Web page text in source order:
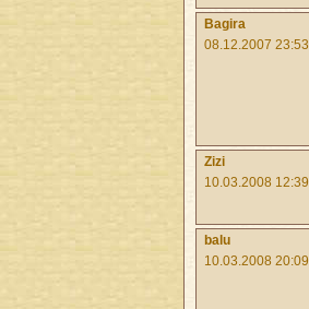
Bagira
08.12.2007 23:53
Zizi
10.03.2008 12:39
balu
10.03.2008 20:09